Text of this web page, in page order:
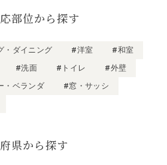
部位から探す
・ダイニング #洋室
#和室
#洗面 #トイレ
#外壁
・ベランダ
#窓・サッシ
県から探す